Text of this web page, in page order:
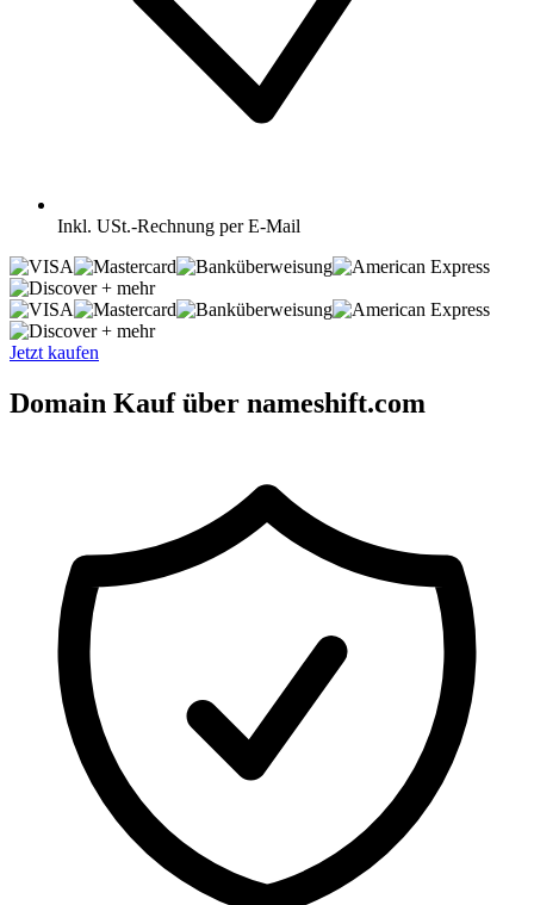
Inkl. USt.-Rechnung per E-Mail
+ mehr
+ mehr
Jetzt kaufen
Domain Kauf über nameshift.com